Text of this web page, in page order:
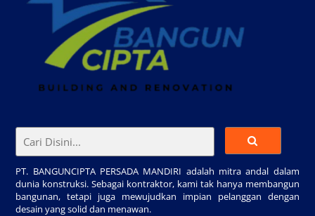
PT. BANGUNCIPTA PERSADA MANDIRI adalah mitra andal dalam
dunia konstruksi. Sebagai kontraktor, kami tak hanya membangun
bangunan, tetapi juga mewujudkan impian pelanggan dengan
desain yang solid dan menawan.